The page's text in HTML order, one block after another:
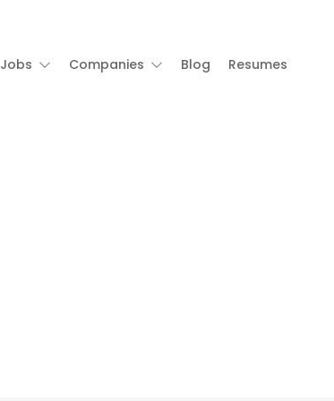
Jobs Companies Blog Resumes